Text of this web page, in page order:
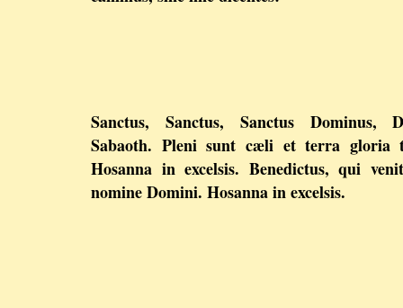
Sanctus, Sanctus, Sanctus Dominus,
Sabaoth. Pleni sunt cæli et terra gloria
Hosanna in excelsis. Benedictus, qui
nomine Domini. Hosanna in excelsis.